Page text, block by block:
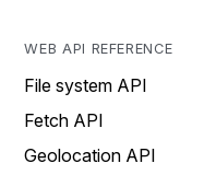
WEB API REFERENCE
File system API
Fetch API
Geolocation API